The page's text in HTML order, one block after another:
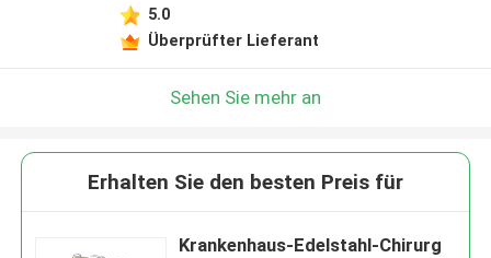
5.0
Überprüfter Lieferant
Sehen Sie mehr an
Erhalten Sie den besten Preis für
Krankenhaus-Edelstahl-Chirurg